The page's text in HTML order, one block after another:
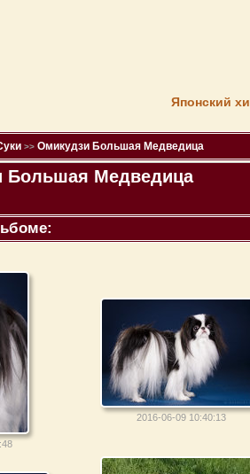
Японский
>> Омикудзи Большая Медведица
Большая Медведица
2016-06-09 10:40:13